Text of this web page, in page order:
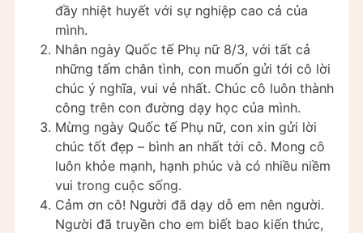
đầy nhiệt huyết với sự nghiệp cao cả của
mình.
Nhân ngày Quốc tế Phụ nữ 8/3, với tất cả
những tấm chân tình, con muốn gửi tới cô lời
chúc ý nghĩa, vui vẻ nhất. Chúc cô luôn thành
công trên con đường dạy học của mình.
Mừng ngày Quốc tế Phụ nữ, con xin gửi lời
chúc tốt đẹp – bình an nhất tới cô. Mong cô
luôn khỏe mạnh, hạnh phúc và có nhiều niềm
vui trong cuộc sống.
Cảm ơn cô! Người đã dạy dỗ em nên người.
Người đã truyền cho em biết bao kiến thức,